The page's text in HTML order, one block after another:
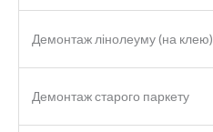
Демонтаж лінолеуму (на клею)
Демонтаж старого паркету